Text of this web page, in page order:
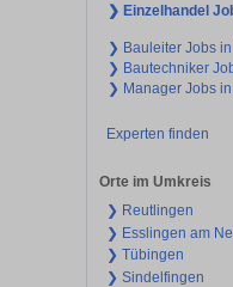
❯ Einzelhandel
❯ Bauleiter Jobs
❯ Bautechniker
❯ Manager Jobs
Experten finden
Orte im Umkreis
❯ Reutlingen
❯ Esslingen am
❯ Tübingen
❯ Sindelfingen